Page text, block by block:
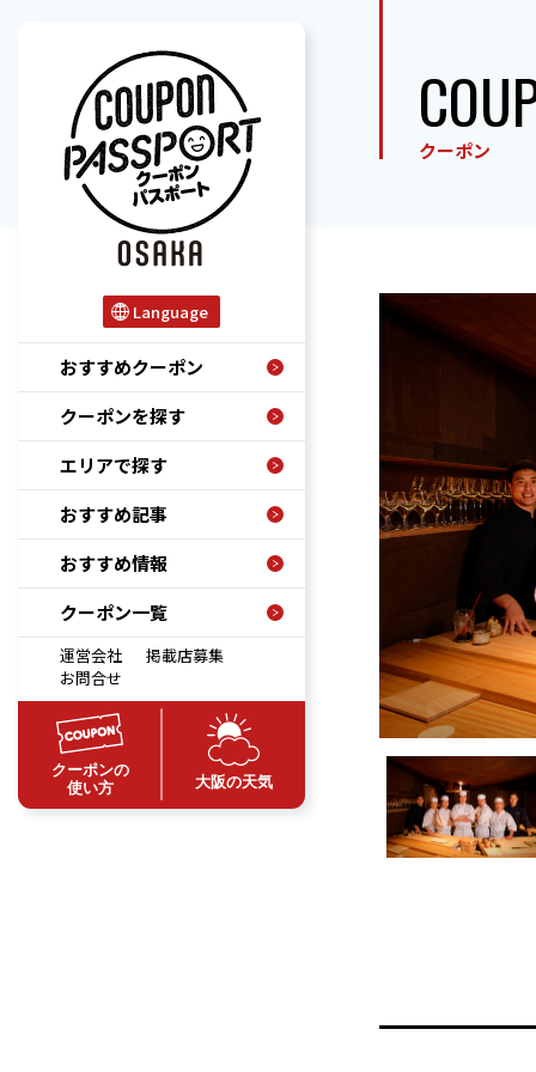
Language
おすすめクーポン
クーポンを探す
エリアで探す
おすすめ記事
おすすめ情報
クーポン一覧
運営会社
掲載店募集
お問合せ
クーポンの
使い方
大阪の天気
クーポン